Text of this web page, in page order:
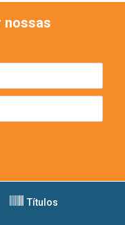
nossas
Títulos